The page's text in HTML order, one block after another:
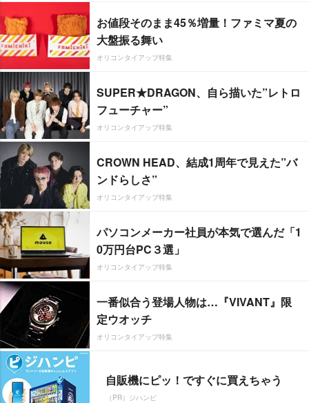
お値段そのまま45％増量！ファミマ夏の
大盤振る舞い
オリコンタイアップ特集
SUPER★DRAGON、自ら描いた”レトロ
フューチャー”
オリコンタイアップ特集
CROWN HEAD、結成1周年で見えた”バ
ンドらしさ”
オリコンタイアップ特集
パソコンメーカー社員が本気で選んだ「1
0万円台PC３選」
オリコンタイアップ特集
一番似合う登場人物は…『VIVANT』限
定ウオッチ
オリコンタイアップ特集
自販機にピッ！ですぐに買えちゃう
（PR）ジハンピ